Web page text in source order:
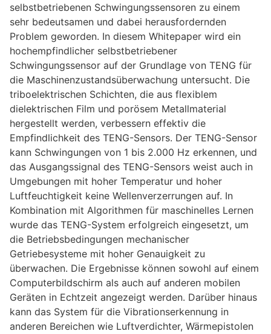
selbstbetriebenen Schwingungssensoren zu einem
sehr bedeutsamen und dabei herausfordernden
Problem geworden. In diesem Whitepaper wird ein
hochempfindlicher selbstbetriebener
Schwingungssensor auf der Grundlage von TENG für
die Maschinenzustandsüberwachung untersucht. Die
triboelektrischen Schichten, die aus flexiblem
dielektrischen Film und porösem Metallmaterial
hergestellt werden, verbessern effektiv die
Empfindlichkeit des TENG-Sensors. Der TENG-Sensor
kann Schwingungen von 1 bis 2.000 Hz erkennen, und
das Ausgangssignal des TENG-Sensors weist auch in
Umgebungen mit hoher Temperatur und hoher
Luftfeuchtigkeit keine Wellenverzerrungen auf. In
Kombination mit Algorithmen für maschinelles Lernen
wurde das TENG-System erfolgreich eingesetzt, um
die Betriebsbedingungen mechanischer
Getriebesysteme mit hoher Genauigkeit zu
überwachen. Die Ergebnisse können sowohl auf einem
Computerbildschirm als auch auf anderen mobilen
Geräten in Echtzeit angezeigt werden. Darüber hinaus
kann das System für die Vibrationserkennung in
anderen Bereichen wie Luftverdichter, Wärmepistolen